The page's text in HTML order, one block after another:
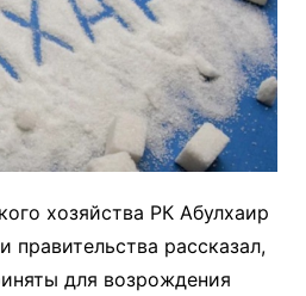
хозяйства РК Абулхаир
правительства рассказал,
для возрождения